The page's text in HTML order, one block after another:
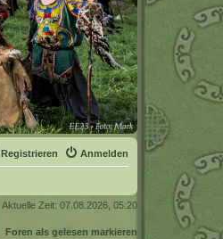
Anmelden
Registrieren
Aktuelle Zeit: 07.08.2026, 05:20
Foren als gelesen markieren